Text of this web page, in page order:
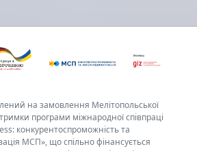
на замовлення Мелітопольської
програми міжнародної співпраці
конкурентоспроможність та
МСП», що спільно фінансується